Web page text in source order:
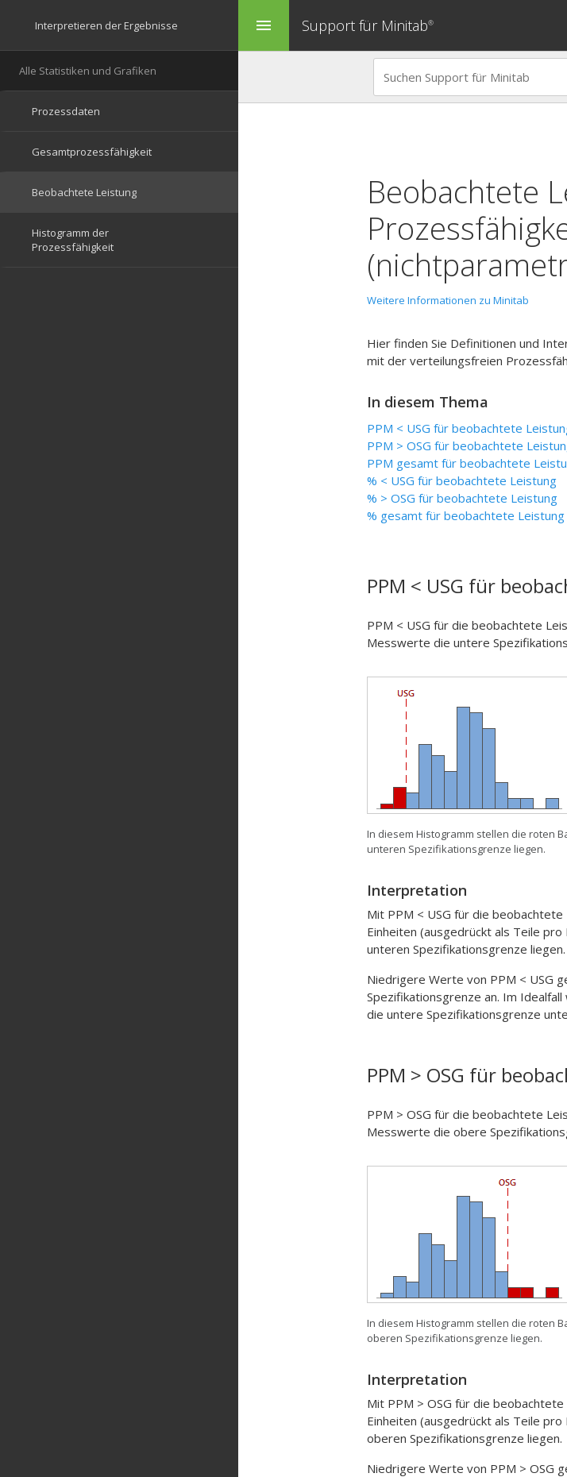
menu Support für Minitab®
Beobachtete
Weitere Informationen zu Minitab
Hier finden Sie Definitionen und
mit der verteilungsfreien
In diesem Thema
PPM < USG für beobachtete
PPM > OSG für beobachtete
PPM gesamt für beobachtete
% < USG für beobachtete Leistung
% > OSG für beobachtete Leistung
% gesamt für beobachtete Leistung
PPM < USG für
PPM < USG für die beobachtete
Messwerte die untere
In diesem Histogramm stellen die roten
unteren Spezifikationsgrenze liegen.
Interpretation
Mit PPM < USG für die beobachtete
Einheiten (ausgedrückt als Teile
unteren Spezifikationsgrenze liegen.
Niedrigere Werte von PPM < USG
Spezifikationsgrenze an. Im
die untere Spezifikationsgrenze
PPM > OSG für
PPM > OSG für die beobachtete
Messwerte die obere
In diesem Histogramm stellen die roten
oberen Spezifikationsgrenze liegen.
Interpretation
Mit PPM > OSG für die
Einheiten (ausgedrückt als Teile
oberen Spezifikationsgrenze liegen.
Niedrigere Werte von PPM > OSG